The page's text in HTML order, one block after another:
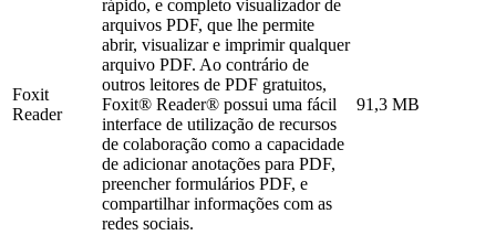
Foxit
Reader
rápido, e completo visualizador de
arquivos PDF, que lhe permite
abrir, visualizar e imprimir qualquer
arquivo PDF. Ao contrário de
outros leitores de PDF gratuitos,
Foxit® Reader® possui uma fácil
interface de utilização de recursos
de colaboração como a capacidade
de adicionar anotações para PDF,
preencher formulários PDF, e
compartilhar informações com as
redes sociais.
91,3 MB